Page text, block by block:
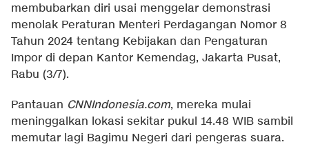
membubarkan diri usai menggelar demonstrasi
menolak Peraturan Menteri Perdagangan Nomor 8
Tahun 2024 tentang Kebijakan dan Pengaturan
Impor di depan Kantor Kemendag, Jakarta Pusat,
Rabu (3/7).
Pantauan CNNIndonesia.com, mereka mulai
meninggalkan lokasi sekitar pukul 14.48 WIB sambil
memutar lagi Bagimu Negeri dari pengeras suara.